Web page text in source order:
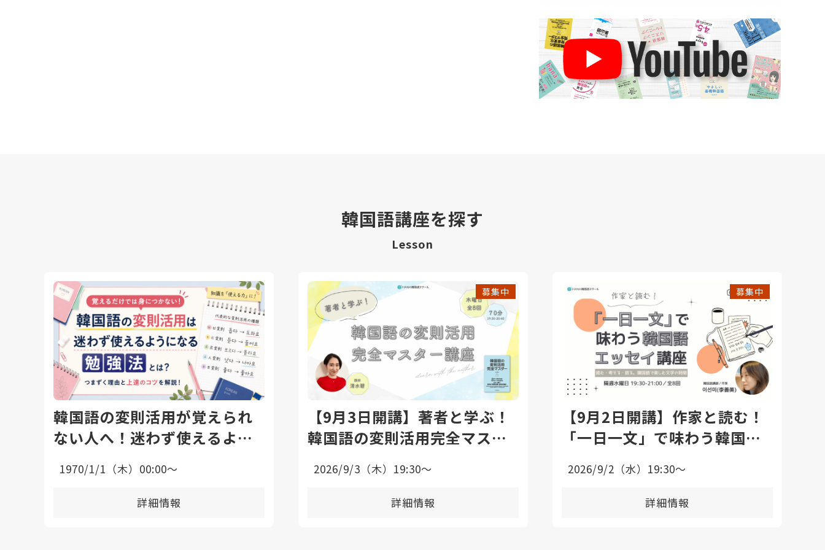
韓国語講座を探す
Lesson
韓国語の変則活用が覚えられ
ない人へ！迷わず使えるよう
1970/1/1（木）00:00〜
詳細情報
募集中
【9月3日開講】著者と学ぶ！
韓国語の変則活用完全マスタ
2026/9/3（木）19:30〜
詳細情報
募集中
【9月2日開講】作家と読む！
「一日一文」で味わう韓国語
2026/9/2（水）19:30〜
詳細情報